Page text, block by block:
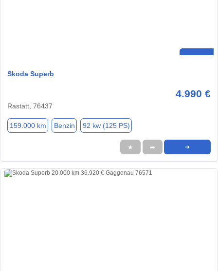
Skoda Superb
4.990 €
Rastatt, 76437
159.000 km Benzin 92 kw (125 PS)
★ ➦ ➜